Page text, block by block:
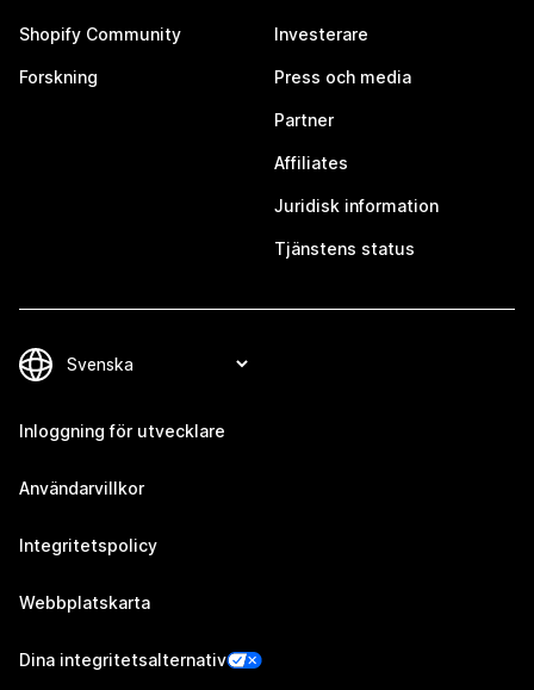
Shopify Community
Forskning
Investerare
Press och media
Partner
Affiliates
Juridisk information
Tjänstens status
Inloggning för utvecklare
Användarvillkor
Integritetspolicy
Webbplatskarta
Dina integritetsalternativ